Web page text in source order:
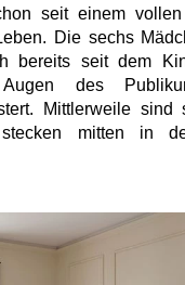
seit einem
Die sechs
bereits seit dem
des
Mittlerweile
mitten in